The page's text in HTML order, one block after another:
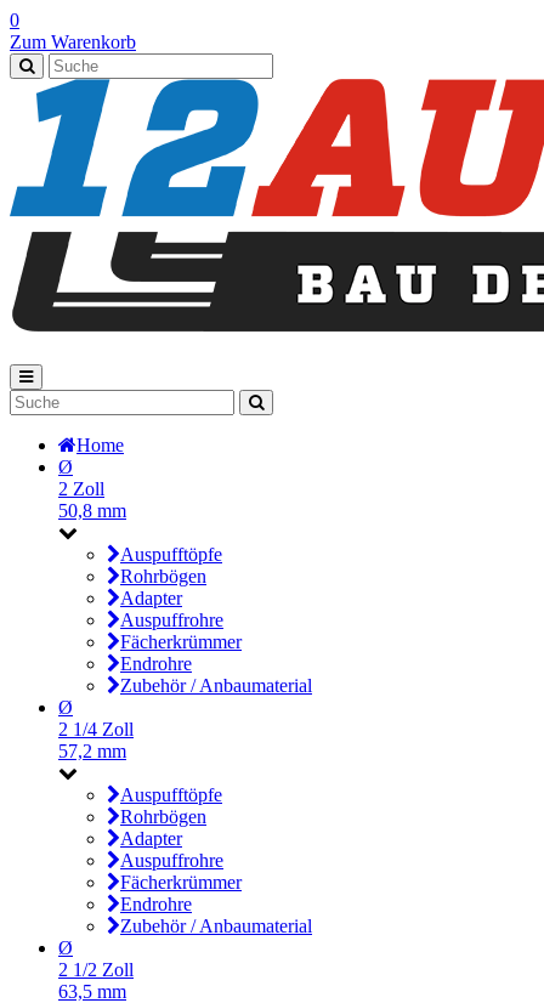
0
Zum Warenkorb
Home
Ø
2 Zoll
50,8 mm
Auspufftöpfe
Rohrbögen
Adapter
Auspuffrohre
Fächerkrümmer
Endrohre
Zubehör / Anbaumaterial
Ø
2 1/4 Zoll
57,2 mm
Auspufftöpfe
Rohrbögen
Adapter
Auspuffrohre
Fächerkrümmer
Endrohre
Zubehör / Anbaumaterial
Ø
2 1/2 Zoll
63,5 mm